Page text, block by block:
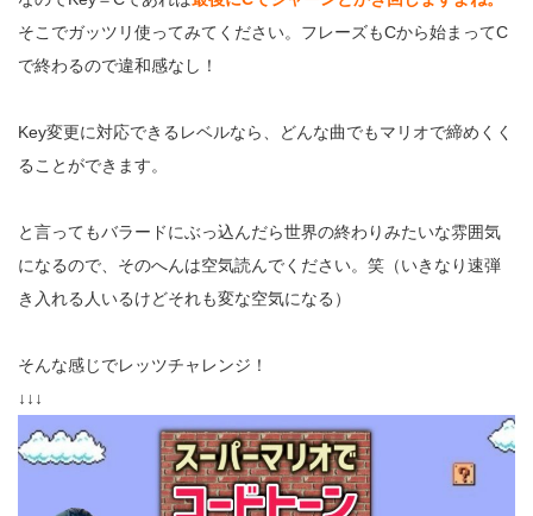
そこでガッツリ使ってみてください。フレーズもCから始まってC
で終わるので違和感なし！
Key変更に対応できるレベルなら、どんな曲でもマリオで締めくく
ることができます。
と言ってもバラードにぶっ込んだら世界の終わりみたいな雰囲気
になるので、そのへんは空気読んでください。笑（いきなり速弾
き入れる人いるけどそれも変な空気になる）
そんな感じでレッツチャレンジ！
↓↓↓